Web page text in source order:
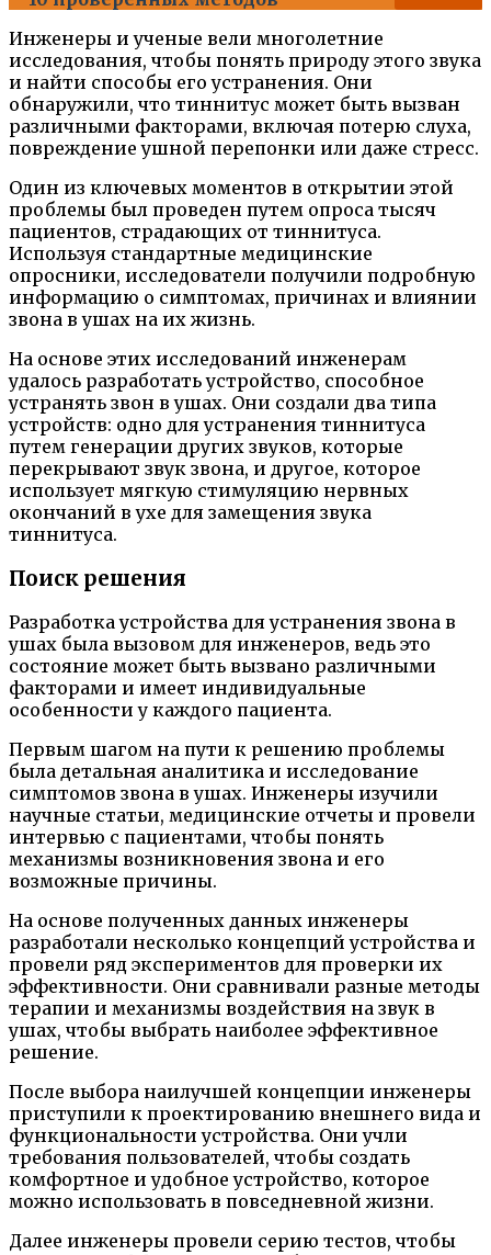
Инженеры и ученые вели многолетние
исследования, чтобы понять природу этого звука
и найти способы его устранения. Они
обнаружили, что тиннитус может быть вызван
различными факторами, включая потерю слуха,
повреждение ушной перепонки или даже стресс.
Один из ключевых моментов в открытии этой
проблемы был проведен путем опроса тысяч
пациентов, страдающих от тиннитуса.
Используя стандартные медицинские
опросники, исследователи получили подробную
информацию о симптомах, причинах и влиянии
звона в ушах на их жизнь.
На основе этих исследований инженерам
удалось разработать устройство, способное
устранять звон в ушах. Они создали два типа
устройств: одно для устранения тиннитуса
путем генерации других звуков, которые
перекрывают звук звона, и другое, которое
использует мягкую стимуляцию нервных
окончаний в ухе для замещения звука
тиннитуса.
Поиск решения
Разработка устройства для устранения звона в
ушах была вызовом для инженеров, ведь это
состояние может быть вызвано различными
факторами и имеет индивидуальные
особенности у каждого пациента.
Первым шагом на пути к решению проблемы
была детальная аналитика и исследование
симптомов звона в ушах. Инженеры изучили
научные статьи, медицинские отчеты и провели
интервью с пациентами, чтобы понять
механизмы возникновения звона и его
возможные причины.
На основе полученных данных инженеры
разработали несколько концепций устройства и
провели ряд экспериментов для проверки их
эффективности. Они сравнивали разные методы
терапии и механизмы воздействия на звук в
ушах, чтобы выбрать наиболее эффективное
решение.
После выбора наилучшей концепции инженеры
приступили к проектированию внешнего вида и
функциональности устройства. Они учли
требования пользователей, чтобы создать
комфортное и удобное устройство, которое
можно использовать в повседневной жизни.
Далее инженеры провели серию тестов, чтобы